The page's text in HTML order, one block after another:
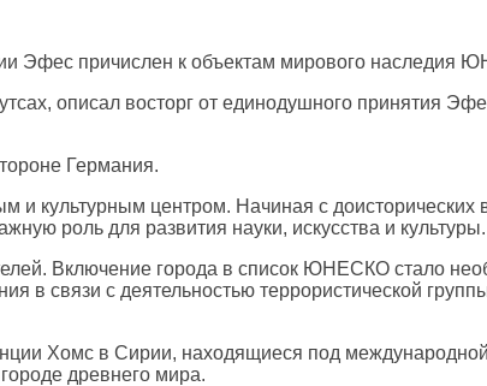
Эфес причислен к объектам мирового наследия
описал восторг от единодушного принятия
Германия.
и культурным центром. Начиная с
роль для развития науки, искусства и культуры.
Включение города в список ЮНЕСКО стало
в связи с деятельностью террористической
Хомс в Сирии, находящиеся под
древнего мира.